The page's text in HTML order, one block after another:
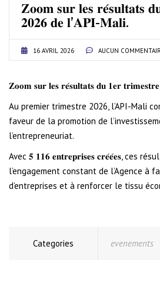
𝐙𝐨𝐨𝐦 𝐬𝐮𝐫 𝐥𝐞𝐬 𝐫𝐞́𝐬𝐮𝐥𝐭𝐚𝐭𝐬
𝟐𝟎𝟐𝟔 𝐝𝐞 𝐥’𝐀𝐏𝐈-𝐌𝐚𝐥𝐢.
16 AVRIL 2026 AUCUN
𝐙𝐨𝐨𝐦 𝐬𝐮𝐫 𝐥𝐞𝐬 𝐫𝐞́𝐬𝐮𝐥𝐭𝐚𝐭𝐬 𝐝𝐮 𝟏𝐞𝐫
Au premier trimestre 2026, l’API-Mali
faveur de la promotion de
l’entrepreneuriat.
Avec 𝟓 𝟏𝟏𝟔 𝐞𝐧𝐭𝐫𝐞𝐩𝐫𝐢𝐬𝐞𝐬 𝐜𝐫𝐞́𝐞́𝐞𝐬, ces
l’engagement constant de l’Agence à
d’entreprises et à renforcer le tissu
Categories evenements